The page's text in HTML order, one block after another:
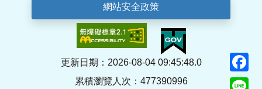
網站安全政策
更新日期：2026-08-04 09:45:48.0
累積瀏覽人次：477390996